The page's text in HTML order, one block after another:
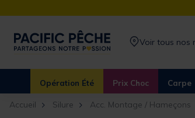
Voir tous nos
Opération Été Prix Choc Carpe
Accueil Silure Acc. Montage / Hameçons